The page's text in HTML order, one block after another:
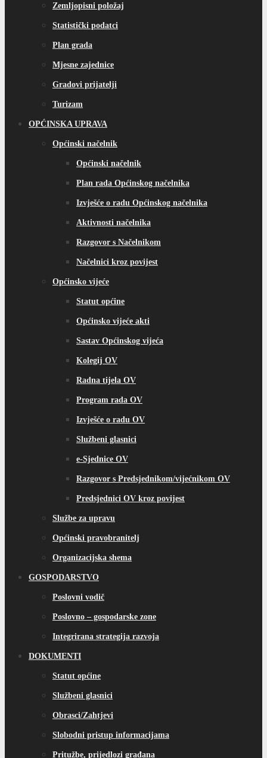
Zemljopisni položaj
Statistički podatci
Plan grada
Mjesne zajednice
Gradovi prijatelji
Turizam
OPĆINSKA UPRAVA
Općinski načelnik
Općinski načelnik
Plan rada Općinskog načelnika
Izvješće o radu Općinskog načelnika
Aktivnosti načelnika
Razgovor s Načelnikom
Načelnici kroz povijest
Općinsko vijeće
Statut općine
Općinsko vijeće akti
Sastav Općinskog vijeća
Kolegij OV
Radna tijela OV
Program rada OV
Izvješće o radu OV
Službeni glasnici
e-Sjednice OV
Razgovor s Predsjednikom/vijećnikom OV
Predsjednici OV kroz povijest
Službe za upravu
Općinski pravobranitelj
Organizacijska shema
GOSPODARSTVO
Poslovni vodič
Poslovno – gospodarske zone
Integrirana strategija razvoja
DOKUMENTI
Statut općine
Službeni glasnici
Obrasci/Zahtjevi
Slobodni pristup informacijama
Pritužbe, prijedlozi građana